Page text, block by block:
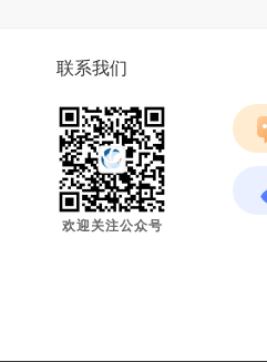
联系我们
欢迎关注公众号